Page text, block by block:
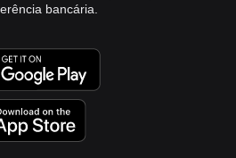
bancária.